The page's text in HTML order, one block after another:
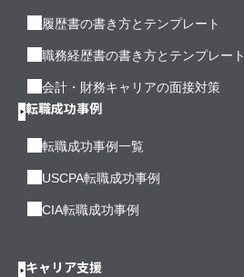
履歴書の書き方とテンプレート
職務経歴書の書き方とテンプレート
会計・財務キャリアの面接対策
転職成功事例
転職成功事例一覧
USCPA転職成功事例
CIA転職成功事例
キャリア支援